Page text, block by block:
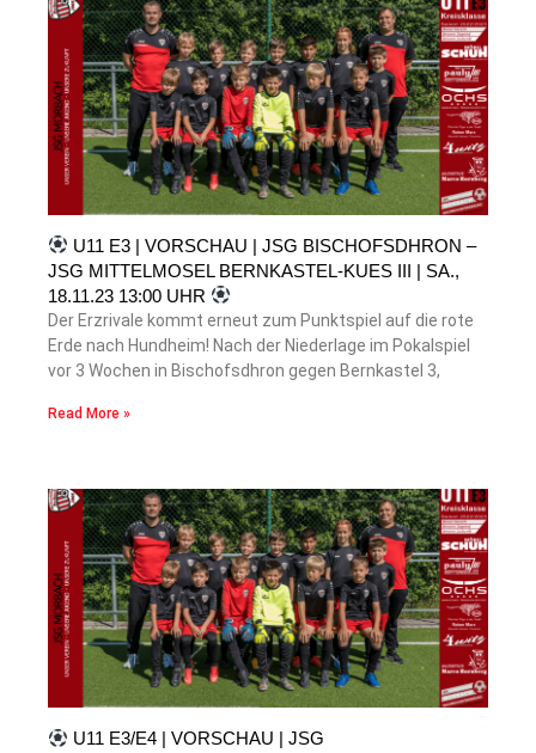
U11 E3 | VORSCHAU | JSG BISCHOFSDHRON –
JSG MITTELMOSEL BERNKASTEL-KUES III | SA.,
18.11.23 13:00 UHR
Der Erzrivale kommt erneut zum Punktspiel auf die rote
Erde nach Hundheim! Nach der Niederlage im Pokalspiel
vor 3 Wochen in Bischofsdhron gegen Bernkastel 3,
Read More »
U11 E3/E4 | VORSCHAU | JSG